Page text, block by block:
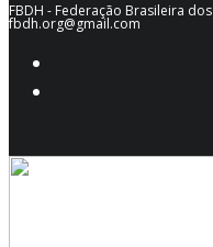
FBDH - Federação Brasileira
fbdh.org@gmail.com